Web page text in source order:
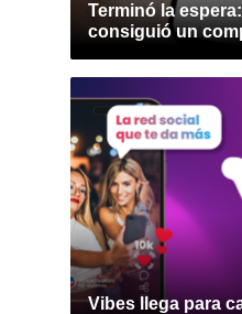
Terminó la
consiguió un
Vibes llega para